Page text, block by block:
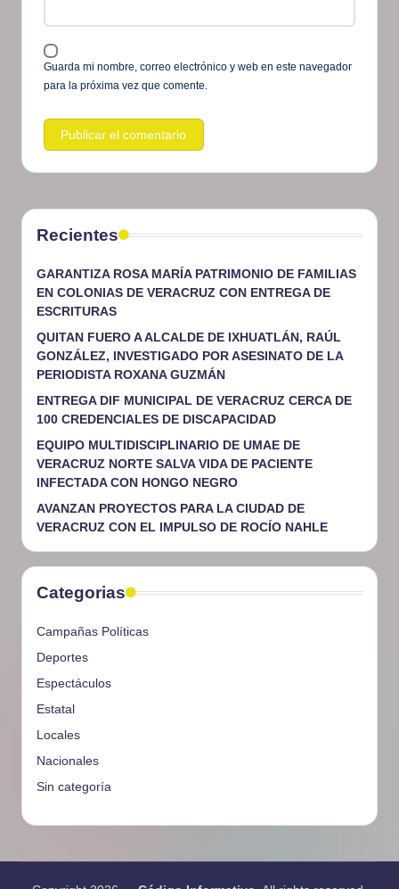
Guarda mi nombre, correo electrónico y web en este navegador
para la próxima vez que comente.
Recientes
GARANTIZA ROSA MARÍA PATRIMONIO DE FAMILIAS
EN COLONIAS DE VERACRUZ CON ENTREGA DE
ESCRITURAS
QUITAN FUERO A ALCALDE DE IXHUATLÁN, RAÚL
GONZÁLEZ, INVESTIGADO POR ASESINATO DE LA
PERIODISTA ROXANA GUZMÁN
ENTREGA DIF MUNICIPAL DE VERACRUZ CERCA DE
100 CREDENCIALES DE DISCAPACIDAD
EQUIPO MULTIDISCIPLINARIO DE UMAE DE
VERACRUZ NORTE SALVA VIDA DE PACIENTE
INFECTADA CON HONGO NEGRO
AVANZAN PROYECTOS PARA LA CIUDAD DE
VERACRUZ CON EL IMPULSO DE ROCÍO NAHLE
Categorias
Campañas Políticas
Deportes
Espectáculos
Estatal
Locales
Nacionales
Sin categoría